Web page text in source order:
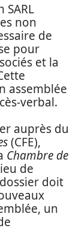
SARL
non
de
pour
et la
assemblée
verbal.
auprès du
(CFE),
Chambre de
de
doit
un